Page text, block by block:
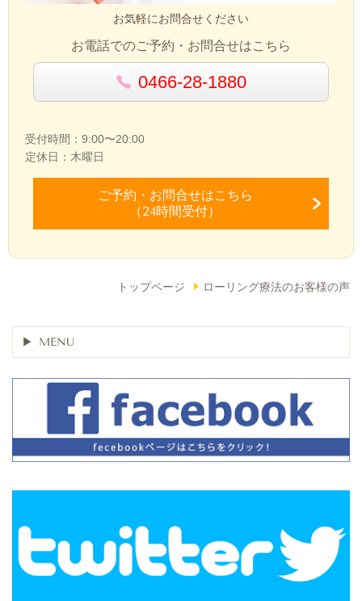
お気軽にお問合せください
お電話でのご予約・お問合せはこちら
0466-28-1880
受付時間：9:00〜20:00
定休日：木曜日
ご予約・お問合せはこちら
（24時間受付）
トップページ ローリング療法のお客様の声
MENU